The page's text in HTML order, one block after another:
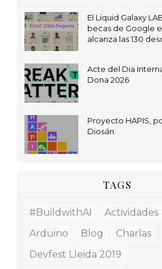
El Liquid Galaxy
becas de Google
alcanza las 130
Acte del Dia
Dona 2026
Proyecto HAPIS,
Diosán
TAGS
#BuildwithAI
Actividades
Arduino
Blog
Charlas
Devfest Lleida 2019